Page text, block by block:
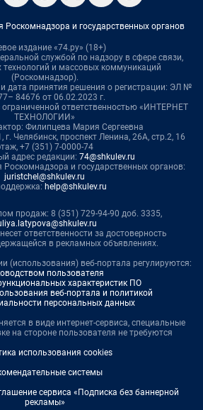
Роскомнадзора и государственных органов
издание «74.ру» (18+)
службой по надзору в сфере связи,
и массовых коммуникаций
(Роскомнадзор).
дата принятия решения о регистрации: ЭЛ №
84676 от 06.02.2023 г.
ответственностью «ИНТЕРНЕТ
ТЕХНОЛОГИИ»
Филипцева Мария Сергеевна
Челябинск, проспект Ленина, 26А, стр.2, 16
+7 (351) 7-0000-74
адрес редакции: 74@shkulev.ru
и государственных органов:
juristchel@shkulev.ru
help@shkulev.ru
продаж: 8 (351) 729-94-90 доб. 3335,
ответственности за достоверность
в рекламных объявлениях.
(использования) веб-портала регулируются:
пользователя
характеристик ПО
веб-портала и политикой
персональных данных
в виде интернет-сервиса, специальные
на стороне пользователя не требуются
использования cookies
системы
сервиса «Подписка без баннерной
рекламы»